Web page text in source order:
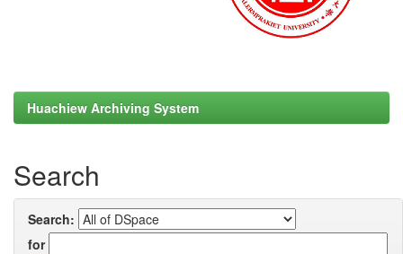
Huachiew Archiving System
Search
Search:
for